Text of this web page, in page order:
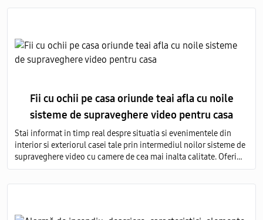
Fii cu ochii pe casa oriunde teai afla cu noile
sisteme de supraveghere video pentru casa
Stai informat in timp real despre situatia si evenimentele din
interior si exteriorul casei tale prin intermediul noilor sisteme de
supraveghere video cu camere de cea mai inalta calitate. Oferim
servicii de vanzare si montare a echipamentelor de monitorizare